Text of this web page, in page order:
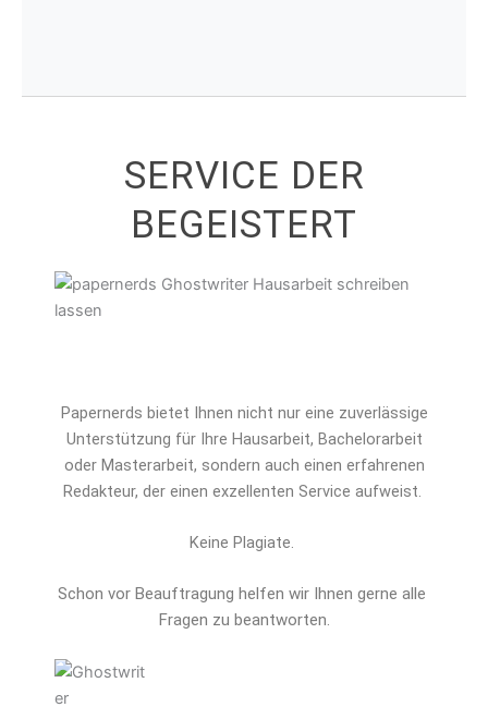
SERVICE DER
BEGEISTERT
Papernerds bietet Ihnen nicht nur eine zuverlässige
Unterstützung für Ihre Hausarbeit, Bachelorarbeit
oder Masterarbeit, sondern auch einen erfahrenen
Redakteur, der einen exzellenten Service aufweist.
Keine Plagiate.
Schon vor Beauftragung helfen wir Ihnen gerne alle
Fragen zu beantworten.